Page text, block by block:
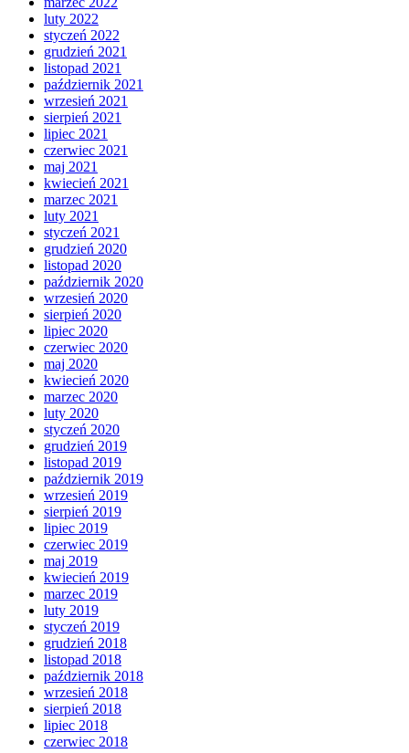
luty 2022
styczeń 2022
grudzień 2021
listopad 2021
październik 2021
wrzesień 2021
sierpień 2021
lipiec 2021
czerwiec 2021
maj 2021
kwiecień 2021
marzec 2021
luty 2021
styczeń 2021
grudzień 2020
listopad 2020
październik 2020
wrzesień 2020
sierpień 2020
lipiec 2020
czerwiec 2020
maj 2020
kwiecień 2020
marzec 2020
luty 2020
styczeń 2020
grudzień 2019
listopad 2019
październik 2019
wrzesień 2019
sierpień 2019
lipiec 2019
czerwiec 2019
maj 2019
kwiecień 2019
marzec 2019
luty 2019
styczeń 2019
grudzień 2018
listopad 2018
październik 2018
wrzesień 2018
sierpień 2018
lipiec 2018
czerwiec 2018